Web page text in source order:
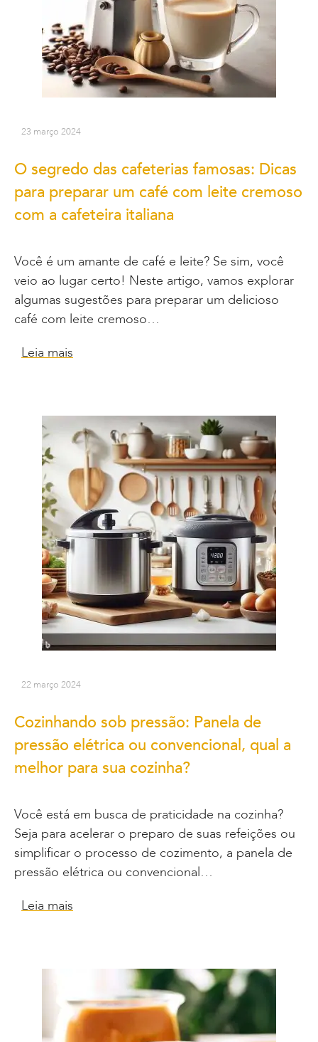
23 março 2024
O segredo das cafeterias famosas: Dicas
para preparar um café com leite cremoso
com a cafeteira italiana
Você é um amante de café e leite? Se sim, você
veio ao lugar certo! Neste artigo, vamos explorar
algumas sugestões para preparar um delicioso
café com leite cremoso…
Leia mais
22 março 2024
Cozinhando sob pressão: Panela de
pressão elétrica ou convencional, qual a
melhor para sua cozinha?
Você está em busca de praticidade na cozinha?
Seja para acelerar o preparo de suas refeições ou
simplificar o processo de cozimento, a panela de
pressão elétrica ou convencional…
Leia mais